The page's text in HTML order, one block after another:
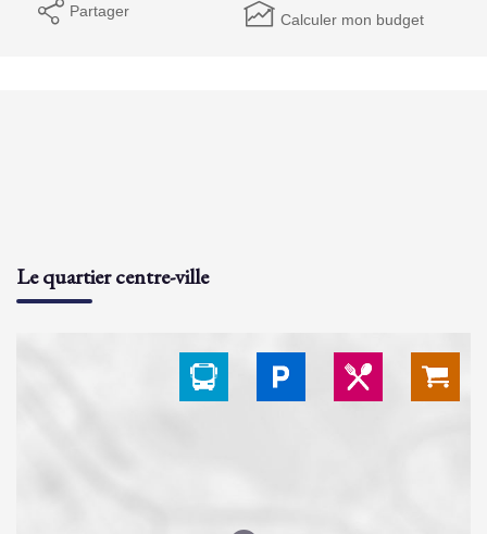
Partager Calculer mon budget
Le quartier centre-ville